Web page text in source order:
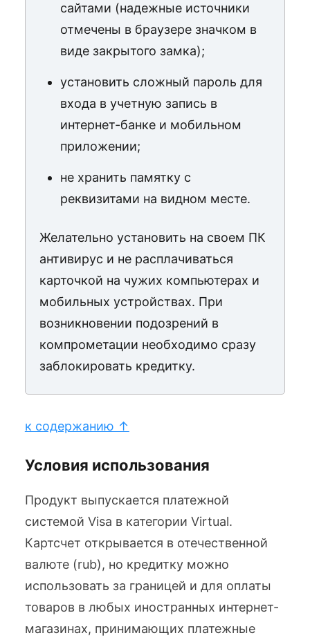
сайтами (надежные источники
отмечены в браузере значком в
виде закрытого замка);
установить сложный пароль для
входа в учетную запись в
интернет-банке и мобильном
приложении;
не хранить памятку с
реквизитами на видном месте.
Желательно установить на своем ПК
антивирус и не расплачиваться
карточкой на чужих компьютерах и
мобильных устройствах. При
возникновении подозрений в
компрометации необходимо сразу
заблокировать кредитку.
к содержанию ↑
Условия использования
Продукт выпускается платежной
системой Visa в категории Virtual.
Картсчет открывается в отечественной
валюте (rub), но кредитку можно
использовать за границей и для оплаты
товаров в любых иностранных интернет-
магазинах, принимающих платежные